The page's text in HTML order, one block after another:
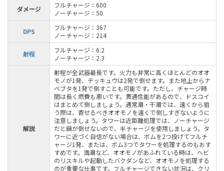
ダメージ
フルチャージ：600
ノーチャージ：50
DPS
フルチャージ：367
ノーチャージ：214
射程
フルチャージ：6.2
ノーチャージ：2.3
解説
射程が全武器最長です。火力も非常に高くほとんどのオオ
モノが1発、テッキュウは2発で倒せます。また地上からナ
ベブタを1発で倒すことも可能です。ただし、チャージ時
間は長く燃費も悪いです。貫通性能があるので、ドスコイ
はまとめて倒しましょう。通常潮・干潮では、遠くから狙
う際は、寄せるべきオオモノを遠くで倒しすぎないように
注意しましょう。タワーは近距離処理では、ノーチャージ
だと鍋が倒せないので、半チャージを使用しましょう。タ
ワーに近づく自信がない場合は、ボムを2つ投げてフルチ
ャージ1発、または、ボム3つでタワーを処理するのもおす
すめです。満潮など、オオモノがあふれている時は、ヘビ
のリスキルや起動したバクダンなど、オオモノを処理する
のが重要な仕事です。フルチャージできない状況は、クリ